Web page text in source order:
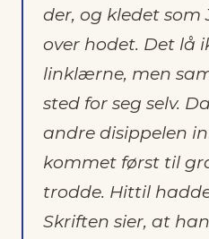
der, og kledet som
over hodet. Det lå
linklærne, men
sted for seg selv.
andre disippelen
kommet først til
trodde. Hittil
Skriften sier, at